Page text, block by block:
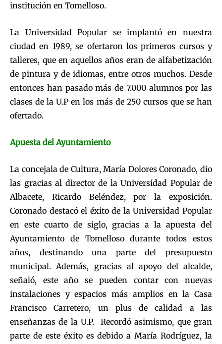
institución en Tomelloso.
La Universidad Popular se implantó en nuestra
ciudad en 1989, se ofertaron los primeros cursos y
talleres, que en aquellos años eran de alfabetización
de pintura y de idiomas, entre otros muchos. Desde
entonces han pasado más de 7.000 alumnos por las
clases de la U.P en los más de 250 cursos que se han
ofertado.
Apuesta del Ayuntamiento
La concejala de Cultura, María Dolores Coronado, dio
las gracias al director de la Universidad Popular de
Albacete, Ricardo Beléndez, por la exposición.
Coronado destacó el éxito de la Universidad Popular
en este cuarto de siglo, gracias a la apuesta del
Ayuntamiento de Tomelloso durante todos estos
años, destinando una parte del presupuesto
municipal. Además, gracias al apoyo del alcalde,
señaló, este año se pueden contar con nuevas
instalaciones y espacios más amplios en la Casa
Francisco Carretero, un plus de calidad a las
enseñanzas de la U.P. Recordó asimismo, que gran
parte de este éxito es debido a María Rodríguez, la